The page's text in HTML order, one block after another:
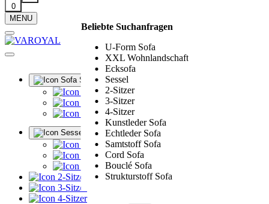
0
Beliebte Suchanfragen
U-Form Sofa
XXL Wohnlandschaft
Ecksofa
Sessel
2-Sitzer
3-Sitzer
4-Sitzer
Kunstleder Sofa
Echtleder Sofa
Samtstoff Sofa
Cord Sofa
Bouclé Sofa
Strukturstoff Sofa
Suchergebnisse
MENU
Sofa Sets
Alle Sofa Sets
Ledergarnituren
Polstergarnituren
Sessel
Alle Sessel
Ledersessel
Polstersessel
2-Sitzer
3-Sitzer
4-Sitzer